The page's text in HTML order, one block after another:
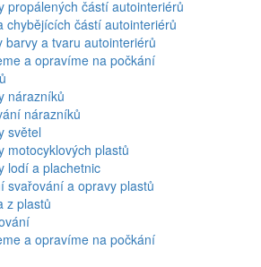
propálených částí autointeriérů
chybějících částí autointeriérů
barvy a tvaru autointeriérů
a opravíme na počkání
nárazníků
nárazníků
světel
motocyklových plastů
lodí a plachetnic
svařování a opravy plastů
z plastů
a opravíme na počkání